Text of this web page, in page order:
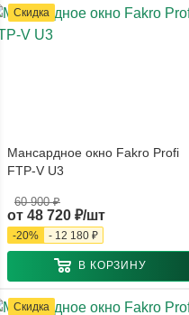
Скидка
Мансардное окно Fakro Profi
FTP-V U3
от 48 720 ₽/шт
60 900 ₽
-20% - 12 180 ₽
В КОРЗИНУ
Скидка